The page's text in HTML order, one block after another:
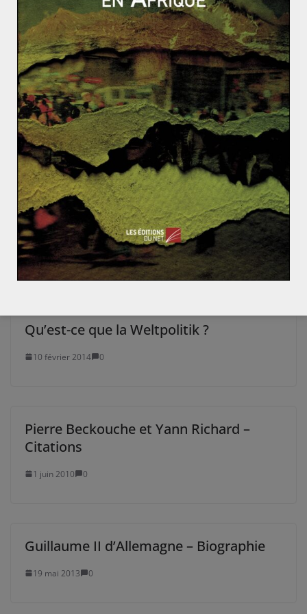
sommets. Mais le pétrole fut un moyen efficace de
développer le pays (en matière de santé et d’éducation
notamment) et d’enrichir la population.
Cependant, Soeharto ne résistera pas à la crise
asiatique de 1997 : les émeutes de Jakarta de mai 1998
le pousse à la démission, le 21 mai, après 32 ans de
pouvoir. Il décède en janvier 2008, après avoir échappé
aux différentes poursuites judiciaires dont il faisait
l’objet.
Mozambique : le retour de la guerre civile ?
Le voile de retour au Parlement Turc : vers une islam
isation latente ?
Qu’est-ce que la Weltpolitik ?
10 février 2014 0
Pierre Beckouche et Yann Richard –
Citations
1 juin 2010 0
Guillaume II d’Allemagne – Biographie
19 mai 2013 0